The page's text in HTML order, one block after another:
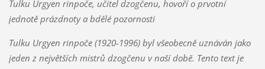
Tulku Urgyen rinpoče, učitel dzogčenu, hovoří o prvotní
jednotě prázdnoty a bdělé pozornosti
Tulku Urgyen rinpoče (1920-1996) byl všeobecně uznáván jako
jeden z největších mistrů dzogčenu v naší době. Tento text je